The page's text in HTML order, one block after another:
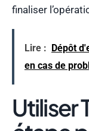
finaliser
Lire :
Dépôt
en cas de
Utiliser